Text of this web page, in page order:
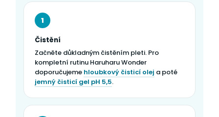
1
Čistění
Začněte důkladným čistěním pleti. Pro
kompletní rutinu Haruharu Wonder
doporučujeme hloubkový čisticí olej a poté
jemný čisticí gel pH 5,5.